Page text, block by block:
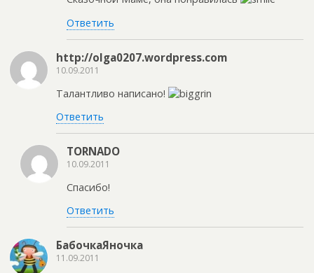
Ответить
http://olga0207.wordpress.com
10.09.2011
Талантливо написано!
Ответить
TORNADO
10.09.2011
Спасибо!
Ответить
БабочкаЯночка
11.09.2011